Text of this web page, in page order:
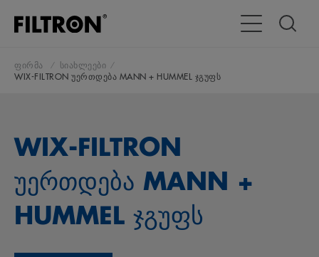
გადართვა
ფირმა
სიახლეები
WIX-FILTRON უერთდება MANN + HUMMEL ჯგუფს
WIX-FILTRON
უერთდება MANN +
HUMMEL ჯგუფს